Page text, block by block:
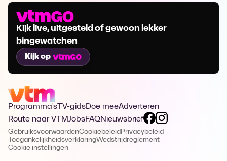
Kijk live, uitgesteld of gewoon lekker
bingewatchen
Kijk op
Programma's TV-gidsDoe meeAdverteren
Route naar VTMJobsFAQNieuwsbrief
GebruiksvoorwaardenCookiebeleid Privacybeleid
ToegankelijkheidsverklaringWedstrijdreglement
Cookie instellingen